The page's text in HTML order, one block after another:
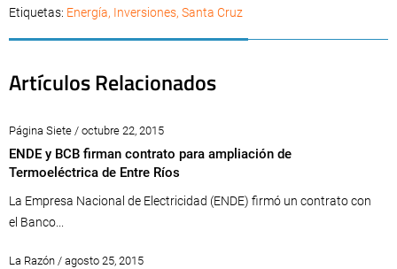
Etiquetas: Energía, Inversiones, Santa Cruz
Artículos Relacionados
Página Siete / octubre 22, 2015
ENDE y BCB firman contrato para ampliación de
Termoeléctrica de Entre Ríos
La Empresa Nacional de Electricidad (ENDE) firmó un contrato con
el Banco...
La Razón / agosto 25, 2015